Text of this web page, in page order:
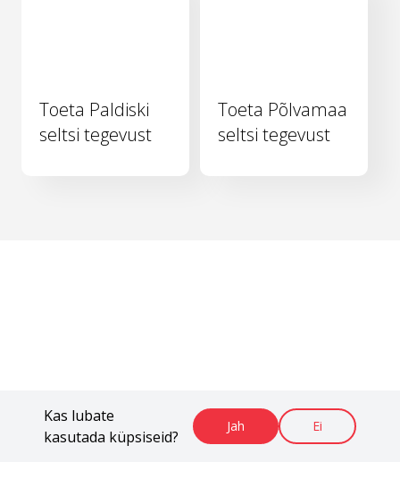
Kas lubate
kasutada küpsiseid?
Jah Ei
Toeta Paldiski
seltsi tegevust
Toeta Põlvamaa
seltsi tegevust